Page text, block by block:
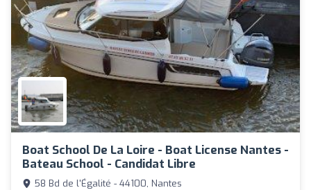
Boat School De La Loire - Boat License Nantes -
Bateau School - Candidat Libre
58 Bd de l'Égalité - 44100, Nantes